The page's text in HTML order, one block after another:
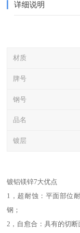
详细说明
材质
牌号
钢号
品名
镀层
镀铝镁锌7大优点
1，超耐蚀：平面部位
钢；
2，自愈合：具有的切